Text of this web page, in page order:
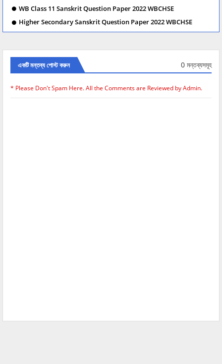
WB Class 11 Sanskrit Question Paper 2022 WBCHSE
Higher Secondary Sanskrit Question Paper 2022 WBCHSE
একটি মন্তব্য পোস্ট করুন 0 মন্তব্যসমূহ
* Please Don't Spam Here. All the Comments are Reviewed by Admin.